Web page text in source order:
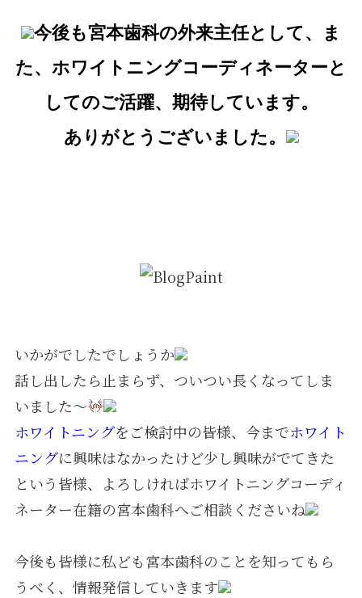
今後も宮本歯科の外来主任として、ま
た、ホワイトニングコーディネーターと
してのご活躍、期待しています。
ありがとうございました。
いかがでしたでしょうか
話し出したら止まらず、ついつい長くなってしま
いました～
ホワイトニングをご検討中の皆様、今までホワイト
ニングに興味はなかったけど少し興味がでてきた
という皆様、よろしければホワイトニングコーディ
ネーター在籍の宮本歯科へご相談くださいね
今後も皆様に私ども宮本歯科のことを知ってもら
うべく、情報発信していきます